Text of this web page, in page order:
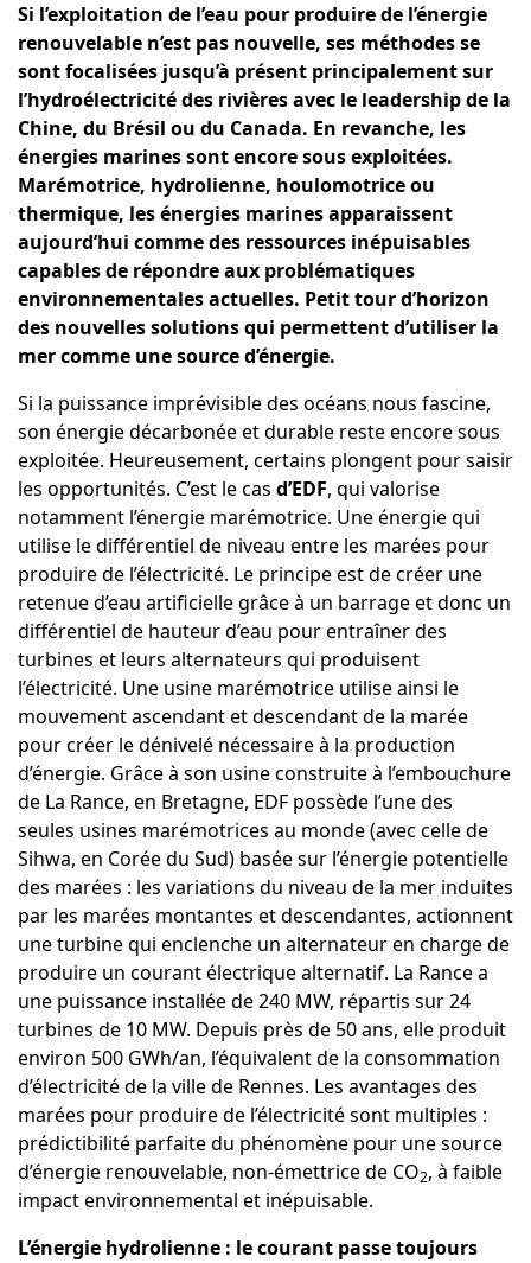
Si l’exploitation de l’eau pour produire de l’énergie
renouvelable n’est pas nouvelle, ses méthodes se
sont focalisées jusqu’à présent principalement sur
l’hydroélectricité des rivières avec le leadership de la
Chine, du Brésil ou du Canada. En revanche, les
énergies marines sont encore sous exploitées.
Marémotrice, hydrolienne, houlomotrice ou
thermique, les énergies marines apparaissent
aujourd’hui comme des ressources inépuisables
capables de répondre aux problématiques
environnementales actuelles. Petit tour d’horizon
des nouvelles solutions qui permettent d’utiliser la
mer comme une source d’énergie.
Si la puissance imprévisible des océans nous fascine,
son énergie décarbonée et durable reste encore sous
exploitée. Heureusement, certains plongent pour saisir
les opportunités. C’est le cas d’EDF, qui valorise
notamment l’énergie marémotrice. Une énergie qui
utilise le différentiel de niveau entre les marées pour
produire de l’électricité. Le principe est de créer une
retenue d’eau artificielle grâce à un barrage et donc un
différentiel de hauteur d’eau pour entraîner des
turbines et leurs alternateurs qui produisent
l’électricité. Une usine marémotrice utilise ainsi le
mouvement ascendant et descendant de la marée
pour créer le dénivelé nécessaire à la production
d’énergie. Grâce à son usine construite à l’embouchure
de La Rance, en Bretagne, EDF possède l’une des
seules usines marémotrices au monde (avec celle de
Sihwa, en Corée du Sud) basée sur l’énergie potentielle
des marées : les variations du niveau de la mer induites
par les marées montantes et descendantes, actionnent
une turbine qui enclenche un alternateur en charge de
produire un courant électrique alternatif. La Rancea
une puissance installée de 240 MW, répartis sur 24
turbines de 10 MW. Depuis près de 50 ans, elle produit
environ 500 GWh/an, l’équivalent de la consommation
d’électricité de la ville de Rennes. Les avantages des
marées pour produire de l’électricité sont multiples :
prédictibilité parfaite du phénomène pour une source
d’énergie renouvelable, non-émettrice de CO2, à faible
impact environnemental et inépuisable.
L’énergie hydrolienne : le courant passe toujours